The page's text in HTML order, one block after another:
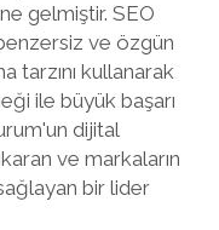
gelmiştir. SEO
ve özgün
tarzını kullanarak
ile büyük başarı
dijital
ve markaların
bir lider